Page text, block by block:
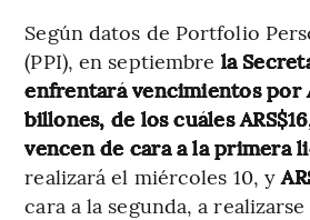
Según datos de Portfolio
(PPI), en septiembre la
enfrentará vencimientos por
billones, de los cuáles
vencen de cara a la primera
realizará el miércoles 10, y
cara a la segunda, a